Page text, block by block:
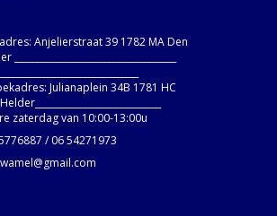
Anjelierstraat 39 1782 MA Den
____________________________________
Julianaplein 34B 1781 HC
zaterdag van 10:00-13:00u
/ 06 54271973